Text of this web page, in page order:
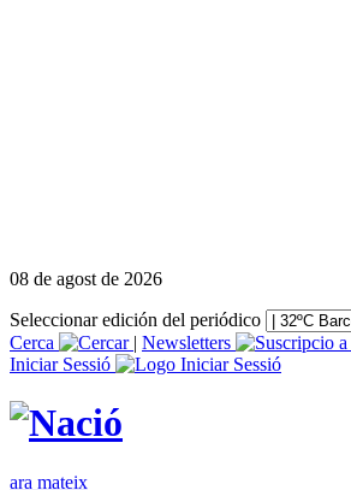
08 de agost de 2026
Seleccionar edición del periódico
Cerca
| Newsletters
Iniciar Sessió
ara mateix